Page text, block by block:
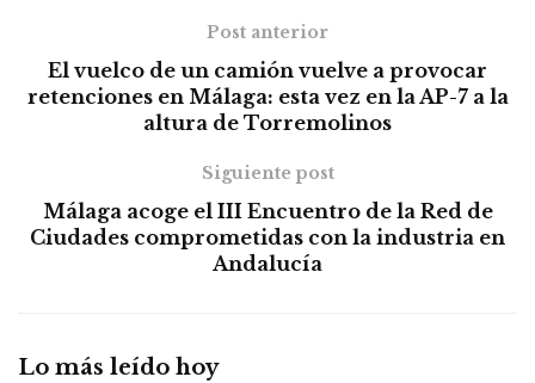
Post anterior
El vuelco de un camión vuelve a provocar
retenciones en Málaga: esta vez en la AP-7 a la
altura de Torremolinos
Siguiente post
Málaga acoge el III Encuentro de la Red de
Ciudades comprometidas con la industria en
Andalucía
Lo más leído hoy